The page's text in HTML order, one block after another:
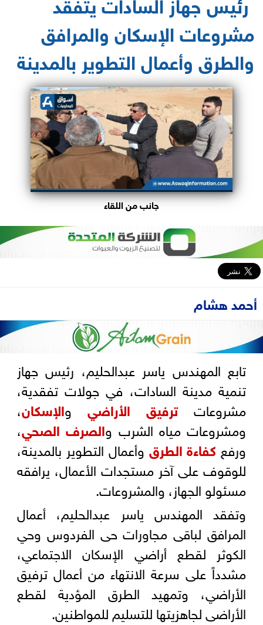
مشروعات الإسكان والمرافق
والطرق وأعمال التطوير بالمدينة
جانب من اللقاء
أحمد هشام
تابع المهندس ياسر عبدالحليم، رئيس جهاز
تنمية مدينة السادات، في جولات تفقدية،
مشروعاتترفيق الأراضي والإسكان،
ومشروعات مياه الشرب والصرف الصحي،
ورفع كفاءة الطرق وأعمال التطوير بالمدينة،
للوقوف على آخر مستجدات الأعمال، يرافقه
مسئولو الجهاز، والمشروعات.
وتفقد المهندس ياسر عبدالحليم، أعمال
المرافق لباقى مجاورات حى الفردوس وحي
الكوثر لقطع أراضي الإسكان الاجتماعي،
مشدداً على سرعة الانتهاء من أعمال ترفيق
الأراضي، وتمهيد الطرق المؤدية لقطع
الأراضى لجاهزيتها للتسليم للمواطنين.